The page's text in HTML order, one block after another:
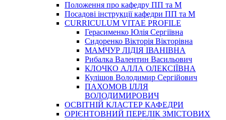
Положення про кафедру ПП та М
Посадові інструкції кафедри ПП та М
CURRICULUM VITAE PROFILE
Герасименко Юлія Сергіївна
Сидоренко Вікторія Вікторівна
МАМЧУР ЛІДІЯ ІВАНІВНА
Рибалка Валентин Васильович
КЛОЧКО АЛЛА ОЛЕКСІЇВНА
Кулішов Володимир Сергійович
ПАХОМОВ ІЛЛЯ
ВОЛОДИМИРОВИЧ
ОСВІТНІЙ КЛАСТЕР КАФЕДРИ
ОРІЄНТОВНИЙ ПЕРЕЛІК ЗМІСТОВИХ